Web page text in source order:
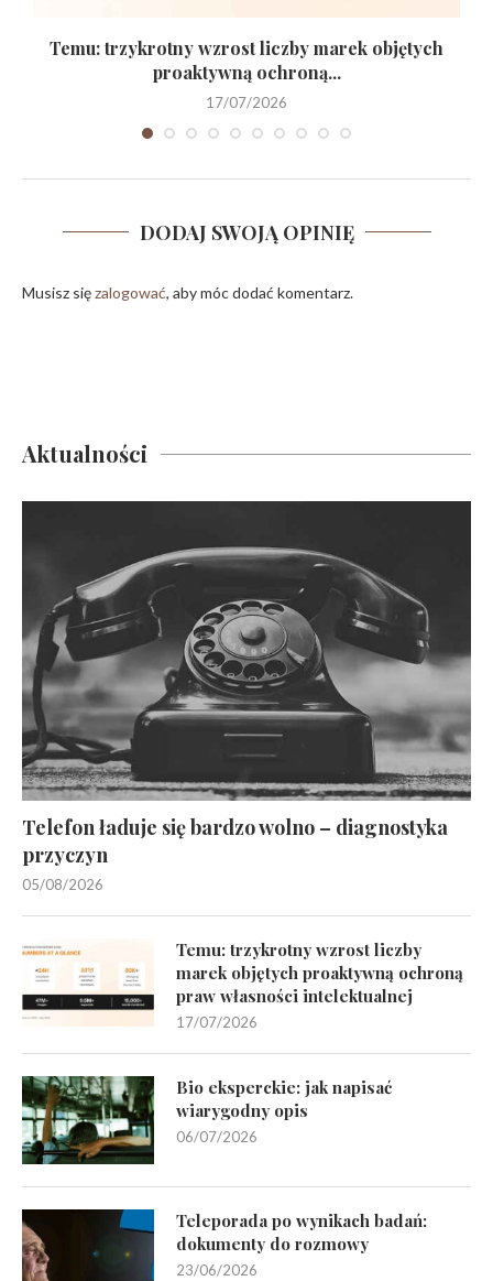
Temu: trzykrotny wzrost liczby marek objętych
proaktywną ochroną...
17/07/2026
DODAJ SWOJĄ OPINIĘ
Musisz sięzalogować, aby móc dodać komentarz.
Aktualności
Telefon ładuje się bardzo wolno – diagnostyka
przyczyn
05/08/2026
Temu: trzykrotny wzrost liczby
marek objętych proaktywną ochroną
praw własności intelektualnej
17/07/2026
Bio eksperckie: jak napisać
wiarygodny opis
06/07/2026
Teleporada po wynikach badań:
dokumenty do rozmowy
23/06/2026